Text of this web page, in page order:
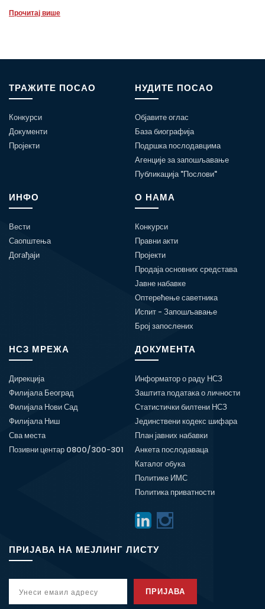
Прочитај више
ТРАЖИТЕ ПОСАО
Конкурси
Документи
Пројекти
НУДИТЕ ПОСАО
Објавите оглас
База биографија
Подршка послодавцима
Агенције за запошљавање
Публикација "Послови"
ИНФО
Вести
Саопштења
Догађаји
О НАМА
Конкурси
Правни акти
Пројекти
Продаја основних средстава
Јавне набавке
Оптерећење саветника
Испит - Запошљавање
Број запослених
НСЗ МРЕЖА
Дирекција
Филијала Београд
Филијала Нови Сад
Филијала Ниш
Сва места
Позивни центар 0800/300-301
ДОКУМЕНТА
Информатор о раду НСЗ
Заштита података о личности
Статистички билтени НСЗ
Јединствени кодекс шифара
План јавних набавки
Анкета послодаваца
Каталог обука
Политике ИМС
Политика приватности
ПРИЈАВА НА МЕЈЛИНГ ЛИСТУ
ПРИЈАВА